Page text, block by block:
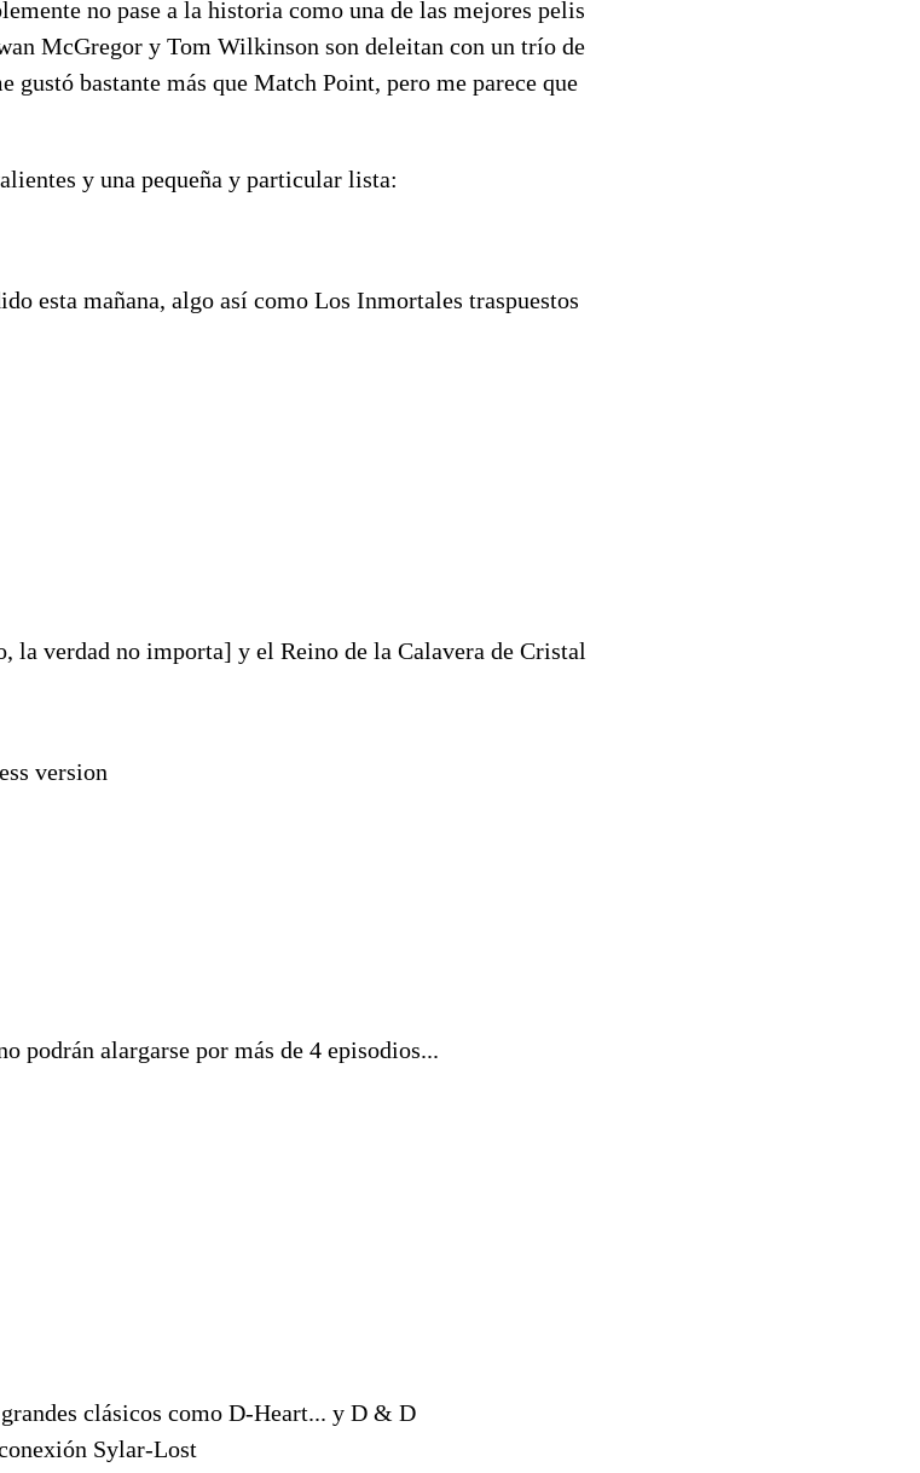
no pase a la historia como una de las mejores pelis
McGregor y Tom Wilkinson son deleitan con un trío de
gustó bastante más que Match Point, pero me parece que
y una pequeña y particular lista:
esta mañana, algo así como Los Inmortales traspuestos
la verdad no importa] y el Reino de la Calavera de Cristal
version
podrán alargarse por más de 4 episodios...
clásicos como D-Heart... y D & D
Sylar-Lost